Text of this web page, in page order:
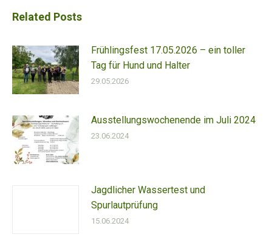
Related Posts
Frühlingsfest 17.05.2026 – ein toller
Tag für Hund und Halter
29.05.2026
Ausstellungswochenende im Juli 2024
23.06.2024
Jagdlicher Wassertest und
Spurlautprüfung
15.06.2024